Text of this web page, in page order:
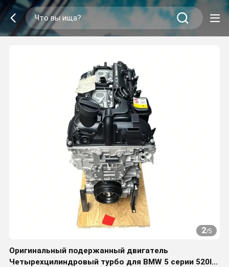
2/5
Оригинальный подержанный двигатель
Четырехцилиндровый турбо для BMW 5 серии 520I